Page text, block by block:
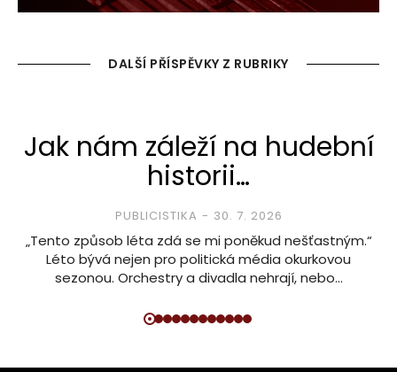
DALŠÍ PŘÍSPĚVKY Z RUBRIKY
Jak nám záleží na hudební
historii…
PUBLICISTIKA 30. 7. 2026
„Tento způsob léta zdá se mi poněkud nešťastným.“
Léto bývá nejen pro politická média okurkovou
sezonou. Orchestry a divadla nehrají, nebo…